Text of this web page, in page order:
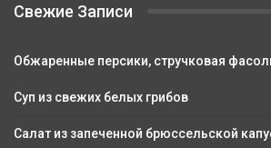
Свежие Записи
Обжаренные персики, стручковая
Суп из свежих белых грибов
Салат из запеченной брюссельской